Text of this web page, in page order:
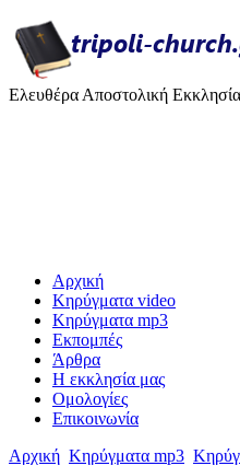
Ελευθέρα Αποστολική
Αρχική
Κηρύγματα video
Κηρύγματα mp3
Εκπομπές
Άρθρα
H εκκλησία μας
Ομολογίες
Επικοινωνία
Αρχική Κηρύγματα mp3